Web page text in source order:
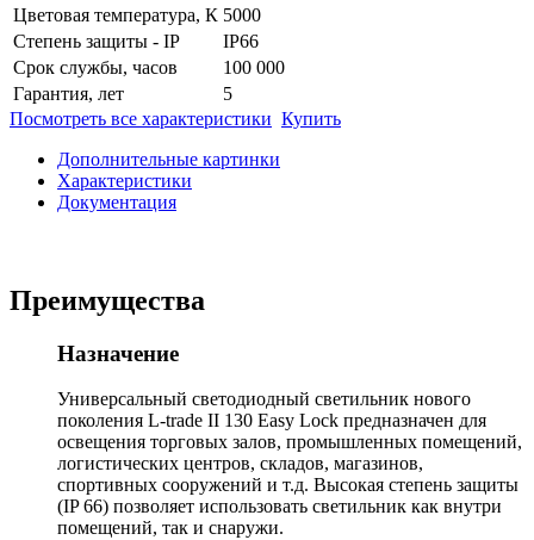
Цветовая температура, К 5000
Степень защиты - IP
IP66
Срок службы, часов
100 000
Гарантия, лет
5
Посмотреть все характеристики Купить
Дополнительные картинки
Характеристики
Документация
Преимущества
Назначение
Универсальный светодиодный светильник нового
поколения L-trade II 130 Easy Lock предназначен для
освещения торговых залов, промышленных помещений,
логистических центров, складов, магазинов,
спортивных сооружений и т.д. Высокая степень защиты
(IP 66) позволяет использовать светильник как внутри
помещений, так и снаружи.